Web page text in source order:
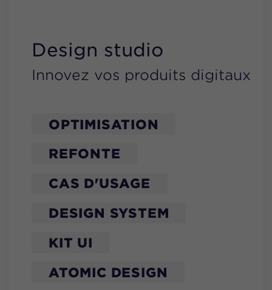
Design studio
Innovez vos produits digitaux
OPTIMISATION
REFONTE
CAS D'USAGE
DESIGN SYSTEM
KIT UI
ATOMIC DESIGN